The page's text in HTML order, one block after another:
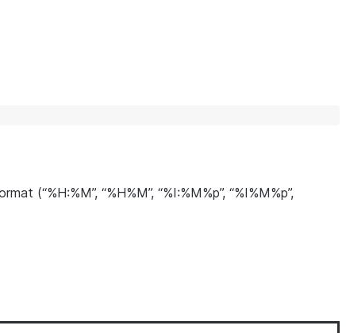
“%H%M”, “%I:%M%p”, “%I%M%p”,